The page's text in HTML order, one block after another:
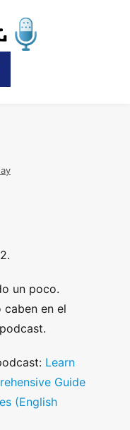
un poco.
en el
Learn
Guide
(English